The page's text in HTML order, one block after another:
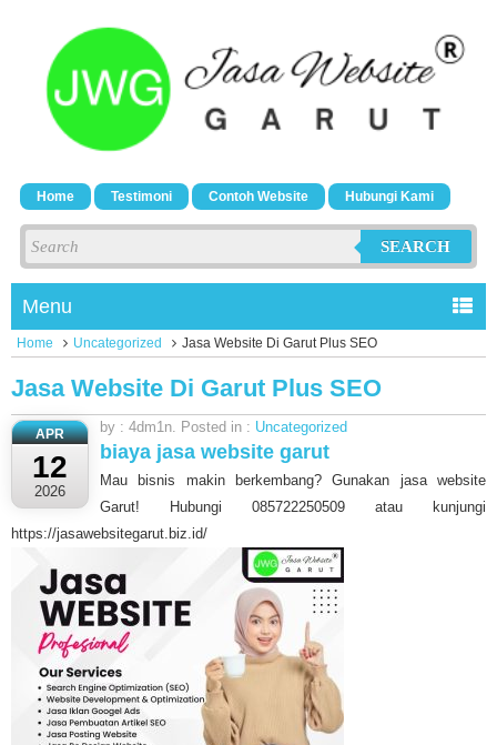
Home Testimoni Contoh Website Hubungi Kami
SEARCH
Menu
Home Uncategorized Jasa Website Di Garut Plus SEO
Jasa Website Di Garut Plus SEO
APR
12
2026
by : 4dm1n. Posted in : Uncategorized
biaya jasa website garut
Mau bisnis makin berkembang? Gunakan jasa website
Garut! Hubungi 085722250509 atau kunjungi
https://jasawebsitegarut.biz.id/